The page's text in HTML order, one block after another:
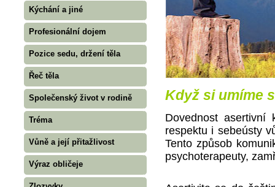
Kýchání a jiné
Profesionální dojem
Pozice sedu, držení těla
Řeč těla
Společenský život v rodině
Tréma
Vůně a její přitažlivost
Výraz obličeje
Když si umíme
Dovednost asertivní
respektu i sebeústy
Tento způsob
psychoterapeuty,